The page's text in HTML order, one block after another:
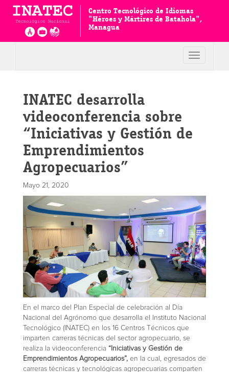
Centro Tecnológico de Idiomas
"Héroes y Mártires de Batahola",
Managua
Toggle
INATEC desarrolla
videoconferencia sobre
“Iniciativas y Gestión de
Emprendimientos
Agropecuarios”
Mayo 21, 2020
En el marco del Plan Especial de celebración al Día
Nacional del Agrónomo que desarrolla el Instituto Nacional
Tecnológico (INATEC) en los 16 Centros Técnicos que
imparten carreras técnicas del sector agropecuario, se
realiza la videoconferencia “Iniciativas y Gestión de
Emprendimientos Agropecuarios”, en la cual, egresados de
carreras técnicas y tecnológicas agropecuarias comparten